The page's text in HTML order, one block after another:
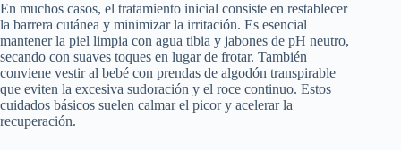
En muchos casos, el tratamiento inicial consiste en restablecer
la barrera cutánea y minimizar la irritación. Es esencial
mantener la piel limpia con agua tibia y jabones de pH neutro,
secando con suaves toques en lugar de frotar. También
conviene vestir al bebé con prendas de algodón transpirable
que eviten la excesiva sudoración y el roce continuo. Estos
cuidados básicos suelen calmar el picor y acelerar la
recuperación.